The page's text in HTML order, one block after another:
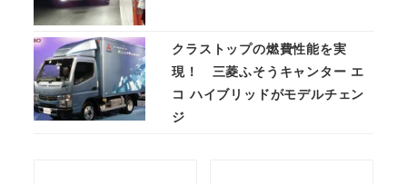
クラストップの燃費性能を実
現！ 三菱ふそうキャンター エ
コ ハイブリッドがモデルチェン
ジ